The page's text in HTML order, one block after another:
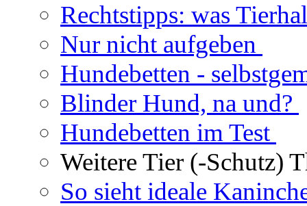
Rechtstipps: was
Nur nicht aufgeben
Hundebetten -
Blinder Hund, na und?
Hundebetten im Test
Weitere Tier (-Schutz)
So sieht ideale